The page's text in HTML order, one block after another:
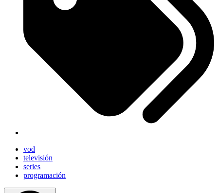
vod
televisión
series
programación